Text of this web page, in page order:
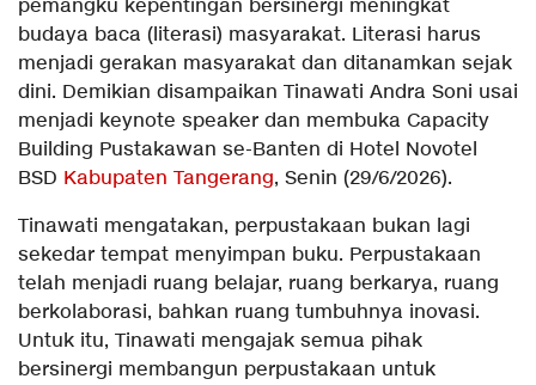
pemangku kepentingan bersinergi meningkat
budaya baca (literasi) masyarakat. Literasi harus
menjadi gerakan masyarakat dan ditanamkan sejak
dini. Demikian disampaikan Tinawati Andra Soni usai
menjadi keynote speaker dan membuka Capacity
Building Pustakawan se-Banten di Hotel Novotel
BSD Kabupaten Tangerang, Senin (29/6/2026).
Tinawati mengatakan, perpustakaan bukan lagi
sekedar tempat menyimpan buku. Perpustakaan
telah menjadi ruang belajar, ruang berkarya, ruang
berkolaborasi, bahkan ruang tumbuhnya inovasi.
Untuk itu, Tinawati mengajak semua pihak
bersinergi membangun perpustakaan untuk